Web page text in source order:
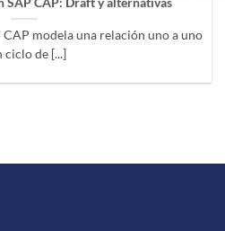
SAP CAP: Draft y alternativas
modela una relación uno a uno
ciclo de [...]